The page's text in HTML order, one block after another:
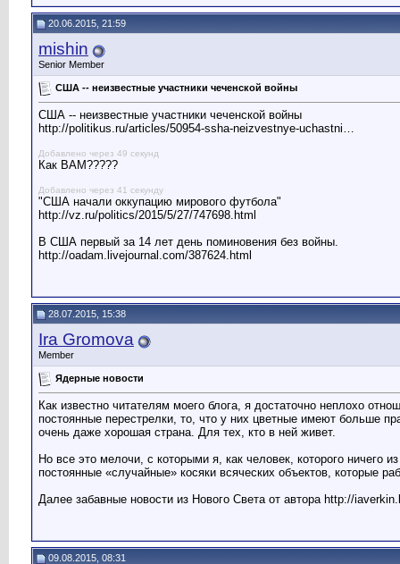
20.06.2015, 21:59
mishin
Senior Member
США -- неизвестные участники чеченской войны
США -- неизвестные участники чеченской войны
http://politikus.ru/articles/50954-ssha-neizvestnye-uchastni…
Добавлено через 49 секунд
Как ВАМ?????
Добавлено через 41 секунду
"США начали оккупацию мирового футбола"
http://vz.ru/politics/2015/5/27/747698.html
В США первый за 14 лет день поминовения без войны.
http://oadam.livejournal.com/387624.html
28.07.2015, 15:38
Ira Gromova
Member
Ядерные новости
Как известно читателям моего блога, я достаточно неплохо
постоянные перестрелки, то, что у них цветные имеют больше
очень даже хорошая страна. Для тех, кто в ней живет.
Но все это мелочи, с которыми я, как человек, которого ничего
постоянные «случайные» косяки всяческих объектов, которые
Далее забавные новости из Нового Света от автора http://
09.08.2015, 08:31